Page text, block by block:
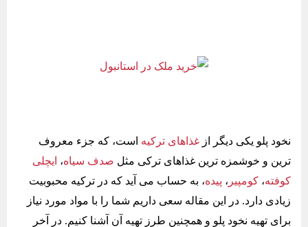
نخود پلو یکی دیگر از غذاهای ترکیه است، که جزء معروف
ترین و خوشمزه ترین غذاهای ترکی مثل صدف سیاه، ایچلی
کوفته، کومپیر ، پیده، به حساب می آید که در ترکیه محبوبیت
زیادی دارد. در این مقاله سعی داریم شما را با مواد مورد نیاز
برای تهیه نخود پلو و همچنین طرز تهیه آن آشنا کنیم. در آخر